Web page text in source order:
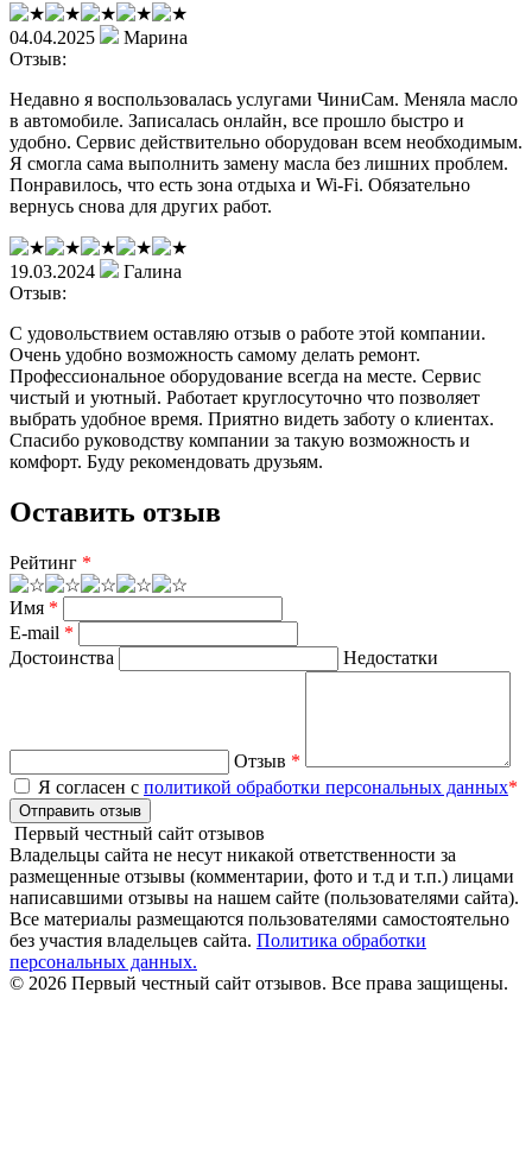
04.04.2025
Марина
Отзыв:
Недавно я воспользовалась услугами ЧиниСам. Меняла масло
в автомобиле. Записалась онлайн, все прошло быстро и
удобно. Сервис действительно оборудован всем необходимым.
Я смогла сама выполнить замену масла без лишних проблем.
Понравилось, что есть зона отдыха и Wi-Fi. Обязательно
вернусь снова для других работ.
19.03.2024
Галина
Отзыв:
С удовольствием оставляю отзыв о работе этой компании.
Очень удобно возможность самому делать ремонт.
Профессиональное оборудование всегда на месте. Сервис
чистый и уютный. Работает круглосуточно что позволяет
выбрать удобное время. Приятно видеть заботу о клиентах.
Спасибо руководству компании за такую возможность и
комфорт. Буду рекомендовать друзьям.
Оставить отзыв
Рейтинг *
Имя *
E-mail *
Достоинства
Недостатки
Отзыв *
Я согласен с политикой обработки персональных данных*
Отправить отзыв
Первый честный сайт отзывов
Владельцы сайта не несут никакой ответственности за
размещенные отзывы (комментарии, фото и т.д и т.п.) лицами
написавшими отзывы на нашем сайте (пользователями сайта).
Все материалы размещаются пользователями самостоятельно
без участия владельцев сайта. Политика обработки
персональных данных.
© 2026 Первый честный сайт отзывов. Все права защищены.